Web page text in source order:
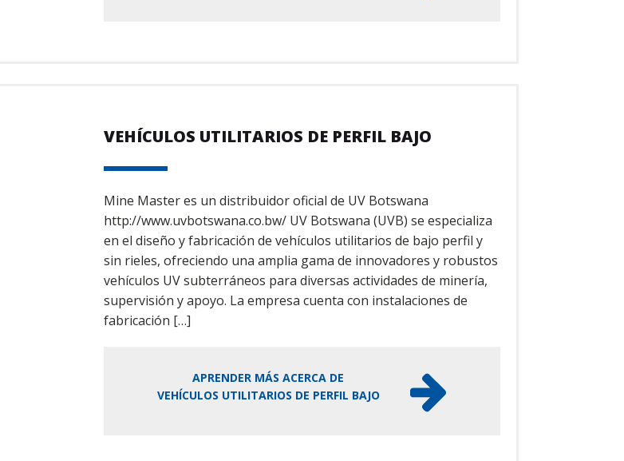
VEHÍCULOS UTILITARIOS DE PERFIL BAJO
Mine Master es un distribuidor oficial de UV Botswana
http://www.uvbotswana.co.bw/ UV Botswana (UVB) se especializa
en el diseño y fabricación de vehículos utilitarios de bajo perfil y
sin rieles, ofreciendo una amplia gama de innovadores y robustos
vehículos UV subterráneos para diversas actividades de minería,
supervisión y apoyo. La empresa cuenta con instalaciones de
fabricación […]
APRENDER MÁS ACERCA DE
VEHÍCULOS UTILITARIOS DE PERFIL BAJO